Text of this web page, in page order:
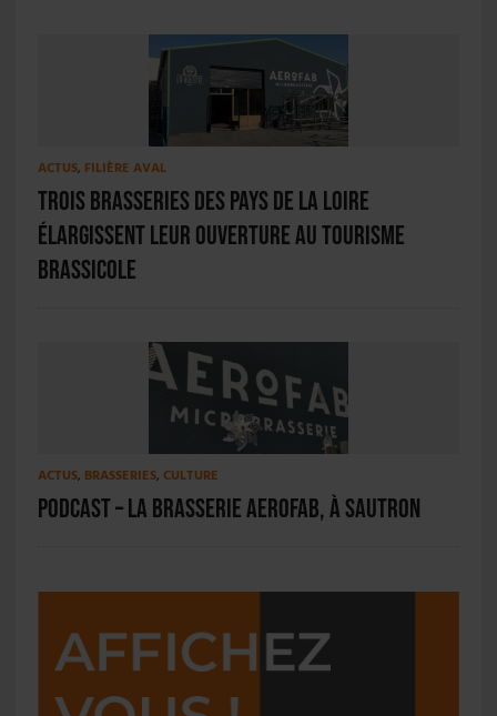
ACTUS, FILIÈRE AVAL
Trois brasseries des Pays de la Loire
élargissent leur ouverture au tourisme
brassicole
ACTUS, BRASSERIES, CULTURE
PODCAST – La Brasserie Aerofab, à Sautron